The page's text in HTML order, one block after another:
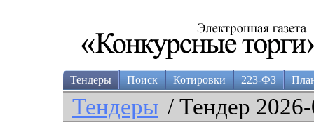
Тендеры Поиск Котировки 223-ФЗ
Тендеры / Тендер